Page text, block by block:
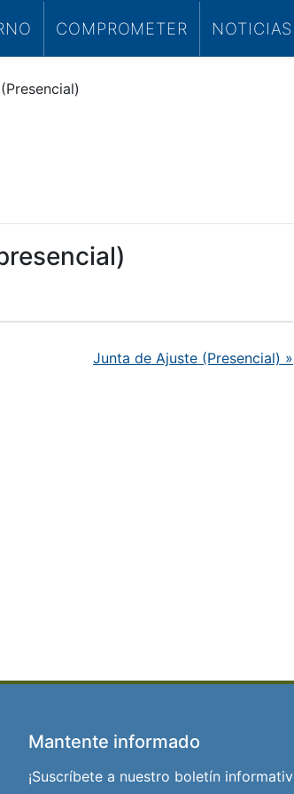
COMPROMETER NOTICIAS
Junta de Ajuste (Presencial) »
Mantente informado
¡Suscríbete a nuestro boletín